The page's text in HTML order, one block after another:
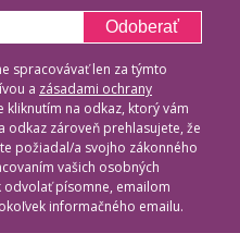
Odoberať
spracovávať len za týmto
a zásadami ochrany
kliknutím na odkaz, ktorý vám
odkaz zároveň prehlasujete, že
požiadal/a svojho zákonného
vašich osobných
odvolať písomne, emailom
informačného emailu.